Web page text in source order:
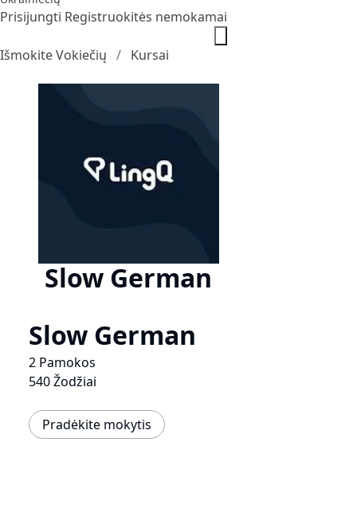
Prisijungti Registruokitės nemokamai
Išmokite Vokiečių Kursai
Slow German
Slow German
2 Pamokos
540 Žodžiai
Pradėkite mokytis